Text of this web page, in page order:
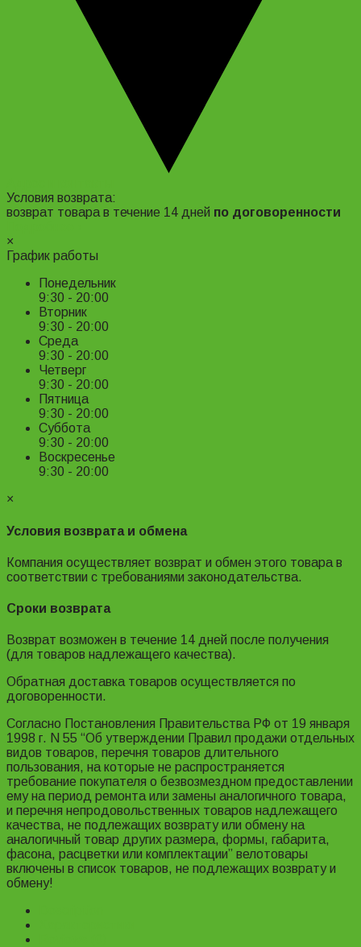
Условия возврата:
возврат товара в течение 14 дней по договоренности
×
График работы
Понедельник
9:30 - 20:00
Вторник
9:30 - 20:00
Среда
9:30 - 20:00
Четверг
9:30 - 20:00
Пятница
9:30 - 20:00
Суббота
9:30 - 20:00
Воскресенье
9:30 - 20:00
×
Условия возврата и обмена
Компания осуществляет возврат и обмен этого товара в
соответствии с требованиями законодательства.
Сроки возврата
Возврат возможен в течение 14 дней после получения
(для товаров надлежащего качества).
Обратная доставка товаров осуществляется по
договоренности.
Согласно Постановления Правительства РФ от 19 января
1998 г. N 55 “Об утверждении Правил продажи отдельных
видов товаров, перечня товаров длительного
пользования, на которые не распространяется
требование покупателя о безвозмездном предоставлении
ему на период ремонта или замены аналогичного товара,
и перечня непродовольственных товаров надлежащего
качества, не подлежащих возврату или обмену на
аналогичный товар других размера, формы, габарита,
фасона, расцветки или комплектации” велотовары
включены в список товаров, не подлежащих возврату и
обмену!